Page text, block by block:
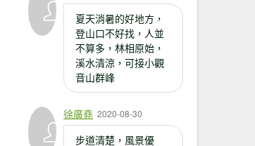
夏天消暑的好地方，
登山口不好找，人並
不算多，林相原始，
溪水清涼，可接小觀
音山群峰
徐廣堯 2020-08-30
步道清楚，風景優